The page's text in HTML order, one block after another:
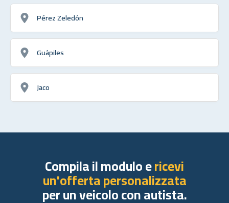
Pérez Zeledón
Guápiles
Jaco
Compila il modulo ericevi
un'offerta personalizzata
per un veicolo con autista.